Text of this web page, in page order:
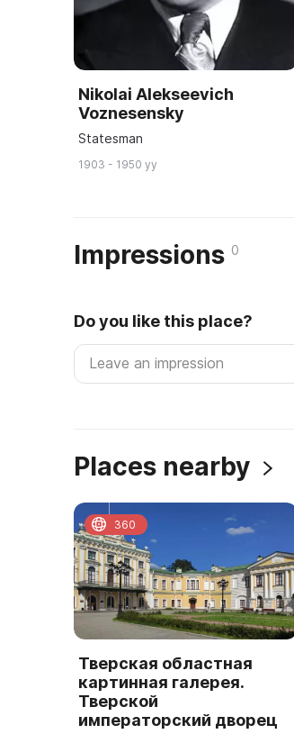
Nikolai Alekseevich
Voznesensky
Statesman
1903 - 1950 yy
Impressions 0
Do you like this place?
Places nearby
Тверская областная
картинная галерея.
Тверской
императорский дворец
360